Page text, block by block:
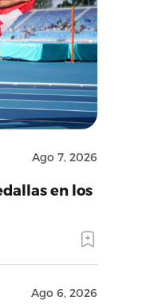
Ago 7, 2026
en los
Ago 6, 2026